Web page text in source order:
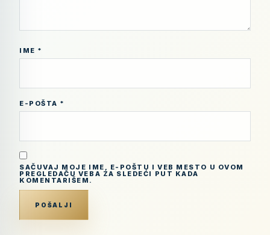
IME *
E-POŠTA *
SAČUVAJ MOJE IME, E-POŠTU I VEB MESTO U OVOM
PREGLEDAČU VEBA ZA SLEDEĆI PUT KADA
KOMENTARIŠEM.